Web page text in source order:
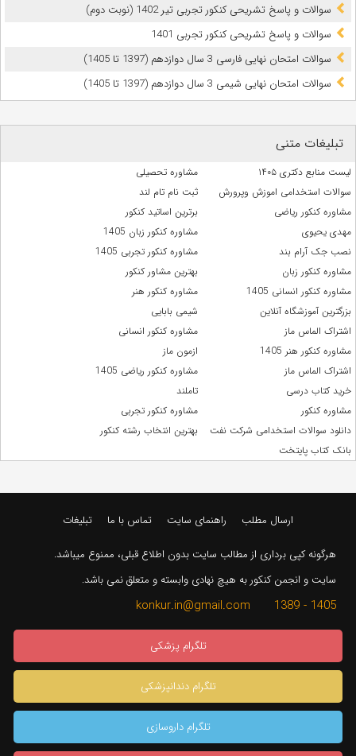
سوالات و پاسخ تشریحی کنکور تجربی تیر 1402 (نوبت دوم)
سوالات و پاسخ تشریحی کنکور تجربی 1401
سوالات امتحان نهایی فارسی 3 سال دوازدهم (1397 تا 1405)
سوالات امتحان نهایی شیمی 3 سال دوازدهم (1397 تا 1405)
تبلیغات متنی
لیست منابع دکتری ۱۴۰۵
مشاوره تحصیلی
سوالات استخدامی اموزش وپرورش
ثبت نام تام لند
مشاوره کنکور ریاضی
برترین اساتید کنکور
مهدی یحیوی
مشاوره کنکور زبان 1405
نصب جک آرام بند
مشاوره کنکور تجربی 1405
مشاوره کنکور زبان
بهترین مشاور کنکور
مشاوره کنکور انسانی 1405
مشاوره کنکور هنر
بزرگترین آموزشگاه آنلاین
شیمی بابایی
اشتراک الماس ماز
مشاوره کنکور انسانی
مشاوره کنکور هنر 1405
ازمون ماز
اشتراک الماس ماز
مشاوره کنکور ریاضی 1405
خرید کتاب درسی
تاملند
مشاوره کنکور
مشاوره کنکور تجربی
دانلود سوالات استخدامی شرکت نفت
بهترین انتخاب رشته کنکور
بانک کتاب پایتخت
ارسال مطلب راهنمای سایت تماس با ما تبلیغات
هرگونه کپی برداری از مطالب سایت بدون اطلاع قبلی، ممنوع میباشد.
سایت و انجمن کنکور به هیچ نهادی وابسته و متعلق نمی باشد.
1405 - 1389 konkur.in@gmail.com
تلگرام پزشکی
تلگرام دندانپزشکی
تلگرام داروسازی